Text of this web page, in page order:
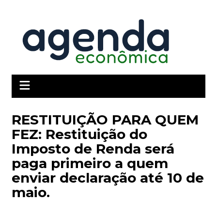
conteúdo
RESTITUIÇÃO PARA QUEM
FEZ: Restituição do
Imposto de Renda será
paga primeiro a quem
enviar declaração até 10 de
maio.